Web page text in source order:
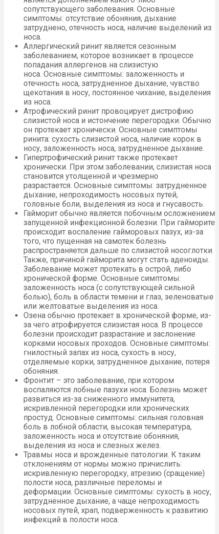
сопутствующего заболевания. Основные
симптомы: отсутствие обоняния, дыхание
затруднено, отечность носа, наличие выделений из
носа.
Аллергический ринит является сезонным
заболеванием, которое возникает в процессе
попадания аллергенов на слизистую
носа. Основные симптомы: заложенность и
отечность носа, затрудненное дыхание, чувство
щекотания в носу, постоянное чихание, выделения
из носа.
Атрофический ринит провоцирует дистрофию
слизистой носа и истончение перегородки. Обычно
он протекает хронически. Основные симптомы
ринита: сухость слизистой носа, наличие корок в
носу, заложенность носа, затрудненное дыхание.
Гипертрофический ринит также протекает
хронически. При этом заболевании, слизистая носа
становится утолщенной и чрезмерно
разрастается. Основные симптомы: затрудненное
дыхание, непроходимость носовых путей,
головные боли, выделения из носа и гнусавость.
Гайморит обычно является побочным осложнением
запущенной инфекционной болезни. При гайморите
происходит воспаление гайморовых пазух, из-за
того, что пущенная на самотек болезнь
распространяется дальше по слизистой носоглотки.
Также, причиной гайморита могут стать аденоиды.
Заболевание может протекать в острой, либо
хронической форме. Основные симптомы:
заложенность носа (с сопутствующей сильной
болью), боль в области темени и глаз, зеленоватые
или желтоватые выделения из носа.
Озена обычно протекает в хронической форме, из-
за чего атрофируется слизистая носа. В процессе
болезни происходит разрастание и заслонение
корками носовых проходов. Основные симптомы:
гнилостный запах из носа, сухость в носу,
отделяемые корки, затрудненное дыхание, потеря
обоняния.
Фронтит – это заболевание, при котором
воспаляются лобные пазухи носа. Болезнь может
развиться из-за сниженного иммунитета,
искривленной перегородки или хронических
простуд. Основные симптомы: сильная головная
боль в лобной области, высокая температура,
заложенность носа и отсутствие обоняния,
выделения из носа и слезных желез.
Травмы носа и врожденные патологии. К таким
отклонениям от нормы можно причислить:
искривленную перегородку, атрезию (сращение)
полости носа, различные переломы и
деформации. Основные симптомы: сухость в носу,
затрудненное дыхание, а чаще непроходимость
носовых путей, храп, подверженность к развитию
инфекций в полости носа.